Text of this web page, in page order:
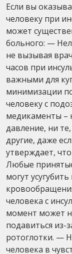
Если вы
человеку при
может
больного: —
не вызывая
часов при
важными для
минимизации
человеку с
медикаменты –
давление, ни
другие, даже
утверждает,
Любые
могут
человека с
момент может
подавиться из-
ротоглотки. —
человека в